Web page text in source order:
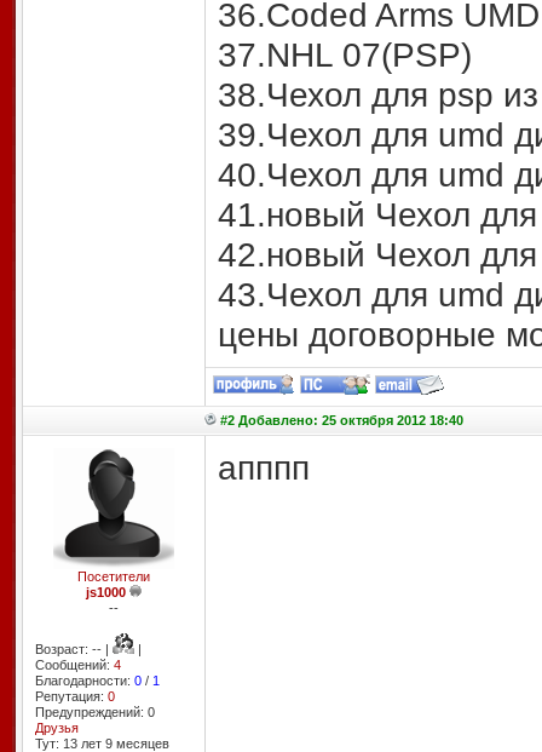
36.Coded Arms
37.NHL 07(PSP)
38.Чехол для psp
39.Чехол для umd
40.Чехол для umd
41.новый Чехол
42.новый Чехол
43.Чехол для umd
цены договорные
#2 Добавлено: 25 октября 2012 18:40
Посетители
js1000
--
Возраст: -- |
|
Сообщений: 4
Благодарности: 0/ 1
Репутация: 0
Предупреждений: 0
Друзья
Тут: 13 лет 9 месяцев
апппп